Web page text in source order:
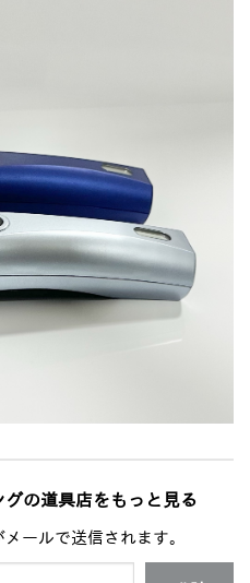
の道具店をもっと見る
ールで送信されます。